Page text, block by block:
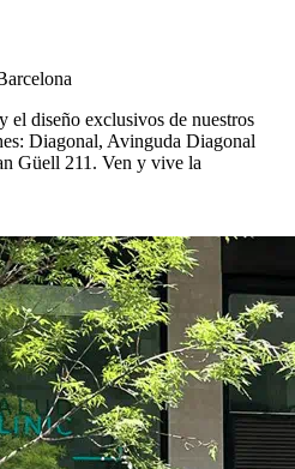
el diseño exclusivos de nuestros
Diagonal, Avinguda Diagonal
Güell 211. Ven y vive la